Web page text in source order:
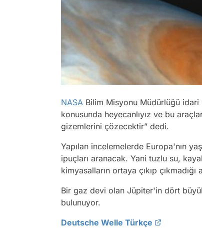
NASA Bilim Misyonu Müdürlüğü idari
konusunda heyecanlıyız ve bu
gizemlerini çözecektir” dedi.
Yapılan incelemelerde Europa'nın
ipuçları aranacak. Yani tuzlu su,
kimyasalların ortaya çıkıp çıkmadığı
Bir gaz devi olan Jüpiter'in dört
bulunuyor.
Deutsche Welle Türkçe